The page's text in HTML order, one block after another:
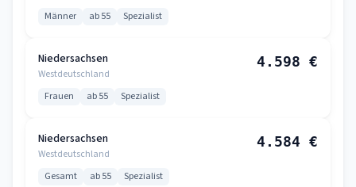
Männer ab 55 Spezialist
Niedersachsen
Westdeutschland
4.598 €
Frauen ab 55 Spezialist
Niedersachsen
Westdeutschland
4.584 €
Gesamt ab 55 Spezialist